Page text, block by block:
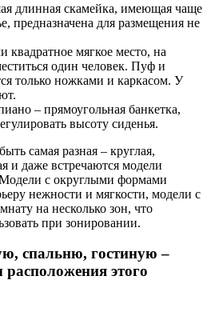
длинная скамейка, имеющая чаще
предназначена для размещения не
квадратное мягкое место, на
один человек. Пуф и
только ножками и каркасом. У
– прямоугольная банкетка,
высоту сиденья.
самая разная – круглая,
и даже встречаются модели
с округлыми формами
нежности и мягкости, модели с
на несколько зон, что
при зонировании.
спальню, гостиную –
этого